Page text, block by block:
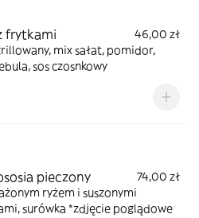
frytkami
46,00 zł
mix sałat, pomidor,
sos czosnkowy
pieczony
74,00 zł
ryżem i suszonymi
pomidorami, surówka *zdjęcie poglądowe